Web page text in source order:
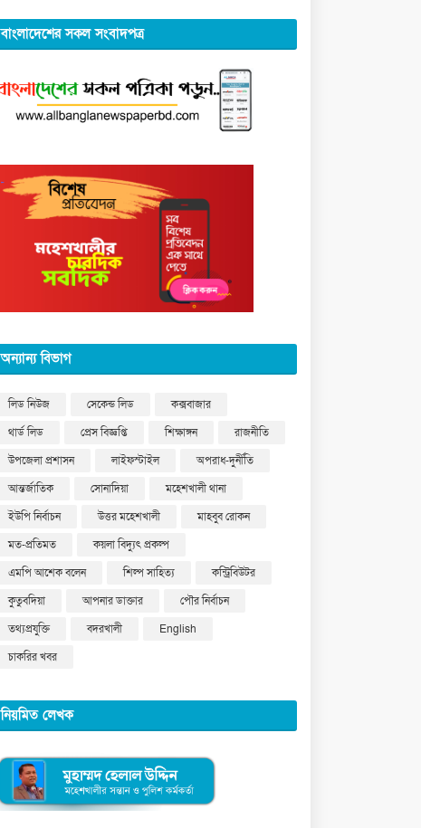
বাংলাদেশের সকল সংবাদপত্র
অন্যান্য বিভাগ
লিড নিউজ সেকেন্ড লিড
কক্সবাজার
থার্ড লিড
প্রেস বিজ্ঞপ্তি শিক্ষাঙ্গন
রাজনীতি
উপজেলা প্রশাসন
লাইফস্টাইল
অপরাধ-দুর্নীতি
আন্তর্জাতিক
সোনাদিয়া
মহেশখালী থানা
ইউপি নির্বাচন
উত্তর মহেশখালী
মাহবুব রোকন
মত-প্রতিমত
কয়লা বিদ্যুৎ প্রকল্প
এমপি আশেক বলেন
শিল্প সাহিত্য
কন্ট্রিবিউটর
কুতুবদিয়া
আপনার ডাক্তার
পৌর নির্বাচন
তথ্যপ্রযুক্তি
বদরখালী
English
চাকরির খবর
নিয়মিত লেখক